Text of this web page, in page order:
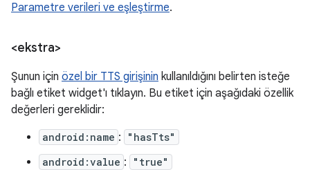
Parametre verileri ve eşleştirme.
<ekstra>
Şunun için özel bir TTS girişinin kullanıldığını belirten isteğe
bağlı etiket widget'ı tıklayın. Bu etiket için aşağıdaki özellik
değerleri gereklidir:
android:name :
"hasTts"
android:value : "true"